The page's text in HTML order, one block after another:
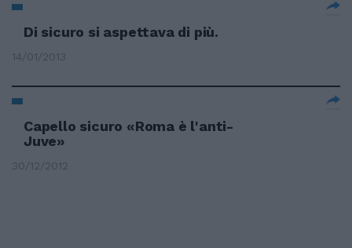
Di sicuro si aspettava di più.
14/01/2013
Capello sicuro «Roma è l'anti-
Juve»
30/12/2012